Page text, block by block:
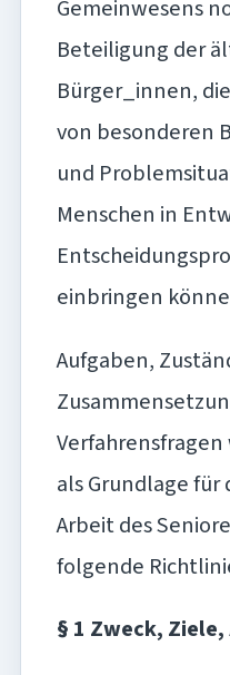
Gemeinwesens
Beteiligung der
Bürger_innen,
von besonderen
und
Menschen in
einbringen
Aufgaben,
als Grundlage für
Arbeit des
folgende
§ 1 Zweck,